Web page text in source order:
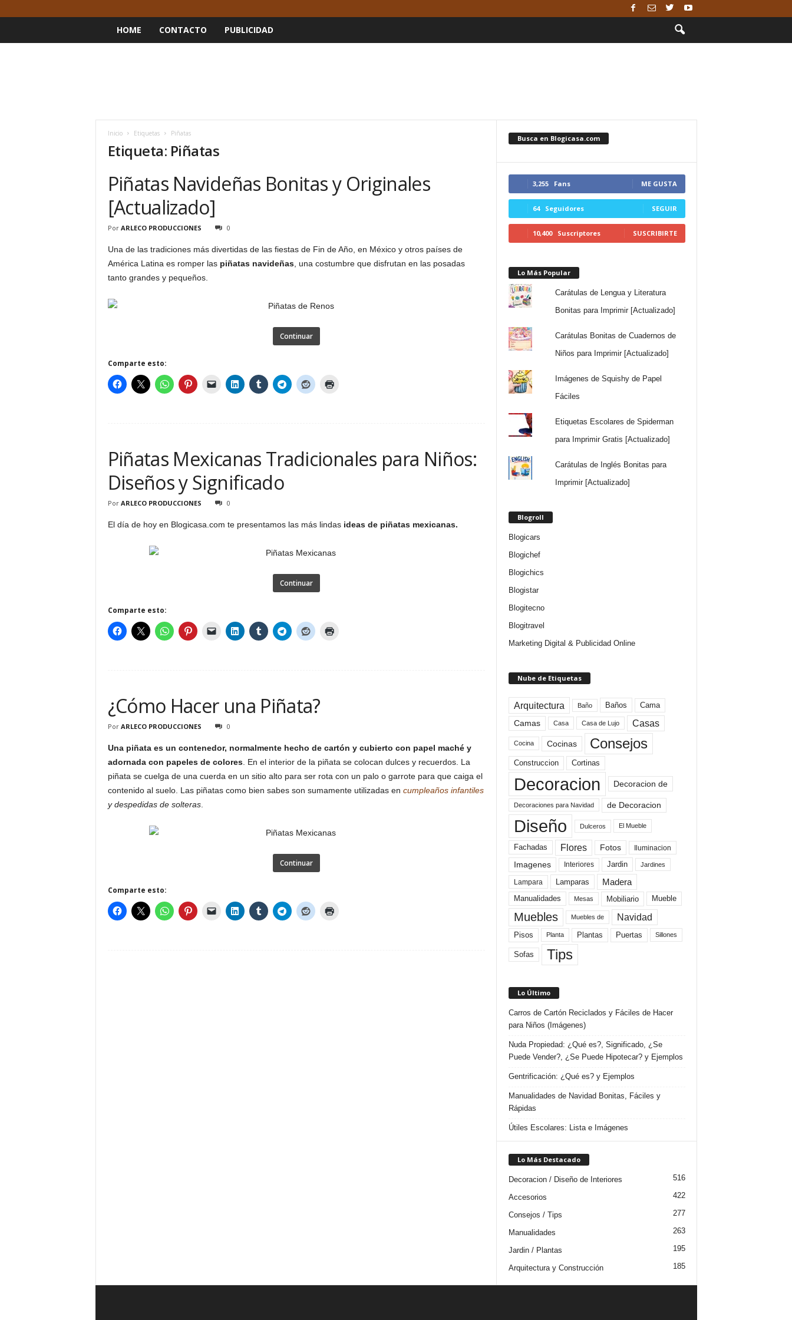
HOME CONTACTO PUBLICIDAD
Inicio Etiquetas Piñatas
Etiqueta: Piñatas
Piñatas Navideñas Bonitas y Originales
[Actualizado]
Por ARLECO PRODUCCIONES 0
Una de las tradiciones más divertidas de las fiestas de Fin de Año, en México y otros países de
América Latina es romper las piñatas navideñas, una costumbre que disfrutan en las posadas
tanto grandes y pequeños.
Continuar
Comparte esto:
Piñatas Mexicanas Tradicionales para Niños:
Diseños y Significado
Por ARLECO PRODUCCIONES 0
El día de hoy en Blogicasa.com te presentamos las más lindas ideas de piñatas mexicanas.
Continuar
Comparte esto:
¿Cómo Hacer una Piñata?
Por ARLECO PRODUCCIONES 0
Una piñata es un contenedor, normalmente hecho de cartón y cubierto con papel maché y
adornada con papeles de colores. En el interior de la piñata se colocan dulces y recuerdos. La
piñata se cuelga de una cuerda en un sitio alto para ser rota con un palo o garrote para que caiga el
contenido al suelo. Las piñatas como bien sabes son sumamente utilizadas en cumpleaños infantiles
y despedidas de solteras.
Continuar
Comparte esto:
Busca en Blogicasa.com
3,255 Fans ME GUSTA
64 Seguidores SEGUIR
10,400 Suscriptores SUSCRIBIRTE
Lo Más Popular
Carátulas de Lengua y Literatura
Bonitas para Imprimir [Actualizado]
Carátulas Bonitas de Cuadernos de
Niños para Imprimir [Actualizado]
Imágenes de Squishy de Papel
Fáciles
Etiquetas Escolares de Spiderman
para Imprimir Gratis [Actualizado]
Carátulas de Inglés Bonitas para
Imprimir [Actualizado]
Blogroll
Blogicars
Blogichef
Blogichics
Blogistar
Blogitecno
Blogitravel
Marketing Digital & Publicidad Online
Nube de Etiquetas
Arquitectura Baño Baños Cama
Camas Casa Casa de Lujo Casas
Cocina Cocinas Consejos
Construccion Cortinas
Decoracion Decoracion de
Decoraciones para Navidad de Decoracion
Diseño Dulceros El Mueble
Fachadas Flores Fotos Iluminacion
Imagenes Interiores Jardin Jardines
Lampara Lamparas Madera
Manualidades Mesas Mobiliario Mueble
Muebles Muebles de Navidad
Pisos Planta Plantas Puertas Sillones
Sofas Tips
Lo Último
Carros de Cartón Reciclados y Fáciles de Hacer
para Niños (Imágenes)
Nuda Propiedad: ¿Qué es?, Significado, ¿Se
Puede Vender?, ¿Se Puede Hipotecar? y Ejemplos
Gentrificación: ¿Qué es? y Ejemplos
Manualidades de Navidad Bonitas, Fáciles y
Rápidas
Útiles Escolares: Lista e Imágenes
Lo Más Destacado
Decoracion / Diseño de Interiores 516
Accesorios 422
Consejos / Tips 277
Manualidades 263
Jardin / Plantas 195
Arquitectura y Construcción 185